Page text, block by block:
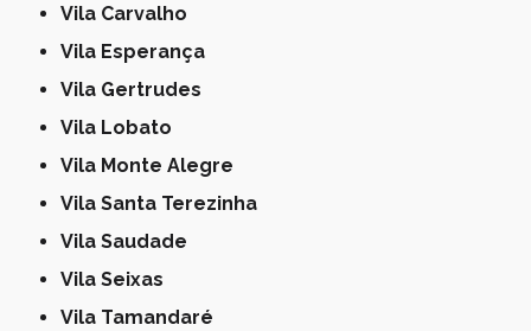
Vila Carvalho
Vila Esperança
Vila Gertrudes
Vila Lobato
Vila Monte Alegre
Vila Santa Terezinha
Vila Saudade
Vila Seixas
Vila Tamandaré